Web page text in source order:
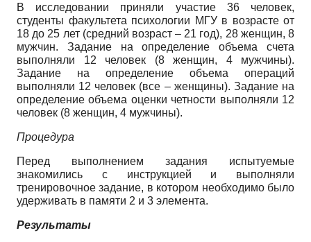
В исследовании приняли участие 36 человек,
студенты факультета психологии МГУ в возрасте от
18 до 25 лет (средний возраст – 21 год), 28 женщин, 8
мужчин. Задание на определение объема счета
выполняли 12 человек (8 женщин, 4 мужчины).
Задание на определение объема операций
выполняли 12 человек (все – женщины). Задание на
определение объема оценки четности выполняли 12
человек (8 женщин, 4 мужчины).
Процедура
Перед выполнением задания испытуемые
знакомились с инструкцией и выполняли
тренировочное задание, в котором необходимо было
удерживать в памяти 2 и 3 элемента.
Результаты